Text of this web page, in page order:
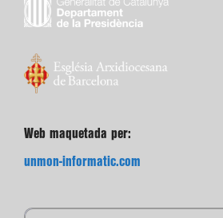
Web maquetada per:
unmon-informatic.com